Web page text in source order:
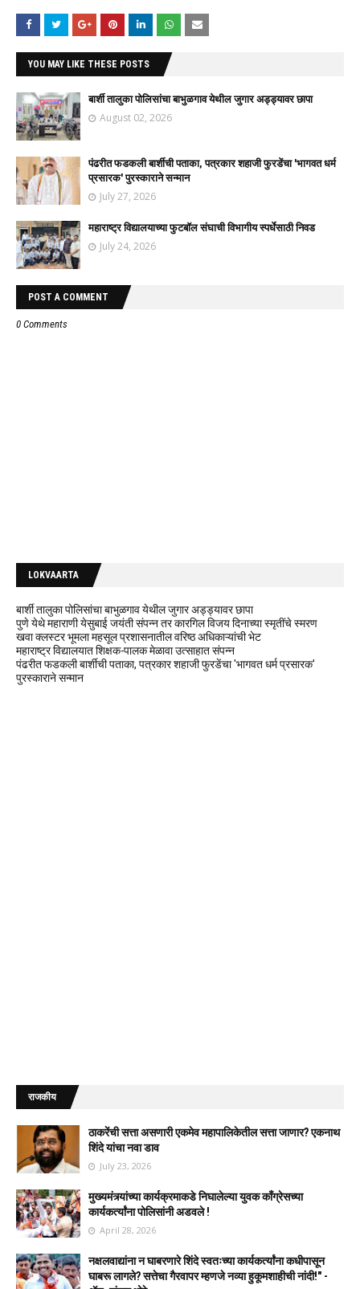
YOU MAY LIKE THESE POSTS
बार्शी तालुका पोलिसांचा बाभुळगाव येथील जुगार अड्ड्यावर छापा
August 02, 2026
पंढरीत फडकली बार्शीची पताका, पत्रकार शहाजी फुरडेंचा 'भागवत धर्म
प्रसारक' पुरस्काराने सन्मान
July 27, 2026
महाराष्ट्र विद्यालयाच्या फुटबॉल संघाची विभागीय स्पर्धेसाठी निवड
July 24, 2026
POST A COMMENT
0 Comments
LOKVAARTA
बार्शी तालुका पोलिसांचा बाभुळगाव येथील जुगार अड्ड्यावर छापा
पुणे येथे महाराणी येसुबाई जयंती संपन्न तर कारगिल विजय दिनाच्या स्मृतींचे स्मरण
खवा क्लस्टर भूमला महसूल प्रशासनातील वरिष्ठ अधिकाऱ्यांची भेट
महाराष्ट्र विद्यालयात शिक्षक-पालक मेळावा उत्साहात संपन्न
पंढरीत फडकली बार्शीची पताका, पत्रकार शहाजी फुरडेंचा 'भागवत धर्म प्रसारक'
पुरस्काराने सन्मान
राजकीय
ठाकरेंची सत्ता असणारी एकमेव महापालिकेतील सत्ता जाणार? एकनाथ
शिंदे यांचा नवा डाव
July 23, 2026
मुख्यमंत्र्यांच्या कार्यक्रमाकडे निघालेल्या युवक काँग्रेसच्या
कार्यकर्त्यांना पोलिसांनी अडवले !
April 28, 2026
नक्षलवाद्यांना न घाबरणारे शिंदे स्वतःच्या कार्यकर्त्यांना कधीपासून
घाबरू लागले? सत्तेचा गैरवापर म्हणजे नव्या हुकूमशाहीची नांदी!" -